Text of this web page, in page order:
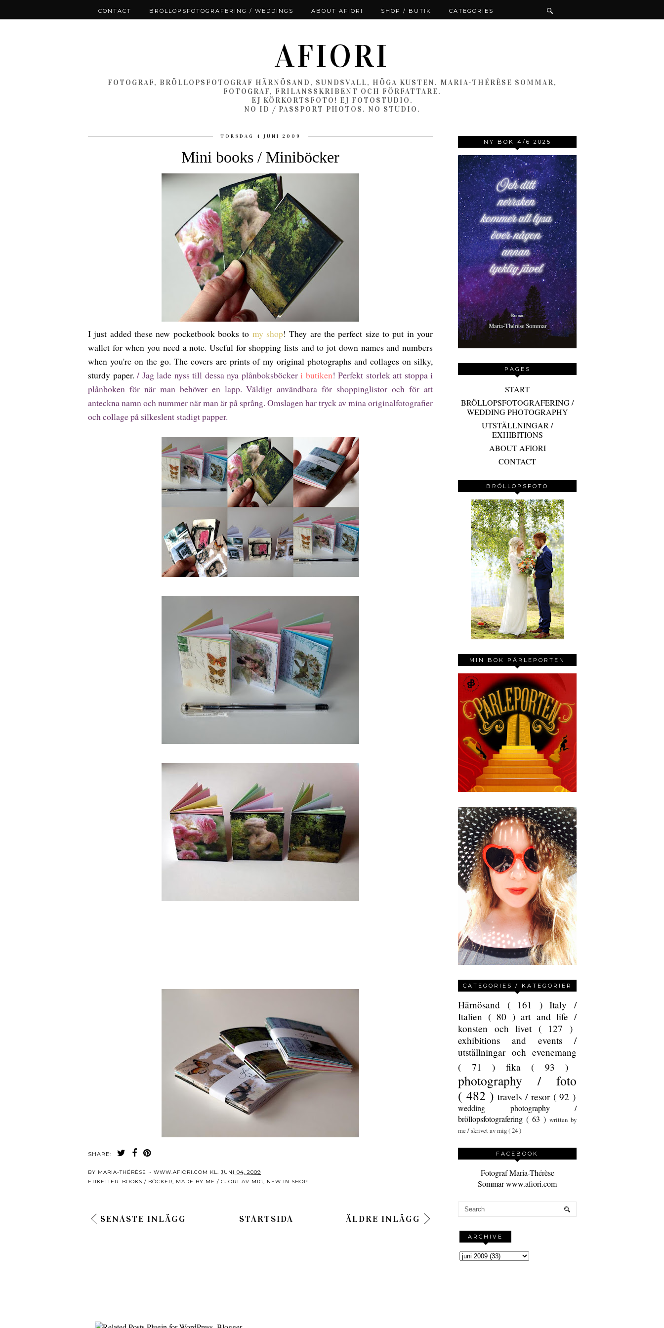
AFIORI
FOTOGRAF, BRÖLLOPSFOTOGRAF HÄRNÖSAND, SUNDSVALL, HÖGA KUSTEN. MARIA-THÉRÈSE SOMMAR,
FOTOGRAF, FRILANSSKRIBENT OCH FÖRFATTARE.
EJ KÖRKORTSFOTO! EJ FOTOSTUDIO.
NO ID / PASSPORT PHOTOS. NO STUDIO.
TORSDAG 4 JUNI 2009
Mini books / Miniböcker
I just added these new pocketbook books to my shop! They are the perfect size to put in your
wallet for when you need a note. Useful for shopping lists and to jot down names and numbers
when you're on the go. The covers are prints of my original photographs and collages on silky,
sturdy paper. / Jag lade nyss till dessa nya plånboksböcker i butiken! Perfekt storlek att stoppa i
plånboken för när man behöver en lapp. Väldigt användbara för shoppinglistor och för att
anteckna namn och nummer när man är på språng. Omslagen har tryck av mina originalfotografier
och collage på silkeslent stadigt papper.
SHARE:
BY MARIA-THÉRÈSE ~ WWW.AFIORI.COM KL. JUNI 04, 2009
ETIKETTER: BOOKS / BÖCKER, MADE BY ME / GJORT AV MIG, NEW IN SHOP
SENASTE INLÄGG ÄLDRE INLÄGG
STARTSIDA
NY BOK 4/6 2025
PAGES
START
BRÖLLOPSFOTOGRAFERING /
WEDDING PHOTOGRAPHY
UTSTÄLLNINGAR /
EXHIBITIONS
ABOUT AFIORI
CONTACT
BRÖLLOPSFOTO
CONTACT BRÖLLOPSFOTOGRAFERING / WEDDINGS ABOUT AFIORI SHOP / BUTIK CATEGORIES
MIN BOK PÄRLEPORTEN
CATEGORIES / KATEGORIER
Härnösand ( 161 )Italy /
Italien ( 80 )art and life /
konsten och livet ( 127 )
exhibitions and events /
utställningar och evenemang
( 71 ) fika ( 93 )
photography / foto
( 482 )travels / resor ( 92 )
wedding photography /
bröllopsfotografering ( 63 ) written by
me / skrivet av mig( 24 )
FACEBOOK
Fotograf Maria-Thérèse
Sommar www.afiori.com
ARCHIVE